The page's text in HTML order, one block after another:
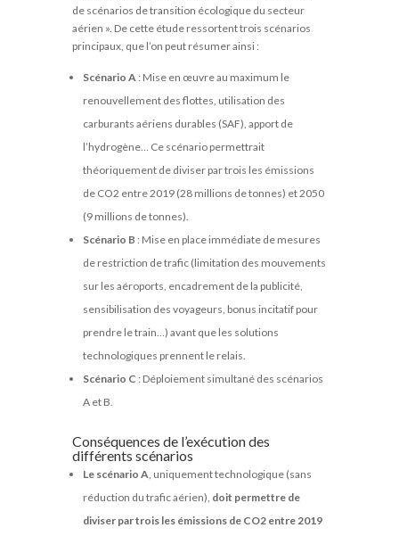
de scénarios de transition écologique du secteur
aérien ». De cette étude ressortent trois scénarios
principaux, que l’on peut résumer ainsi :
Scénario A : Mise en œuvre au maximum le
renouvellement des flottes, utilisation des
carburants aériens durables (SAF), apport de
l’hydrogène… Ce scénario permettrait
théoriquement de diviser par trois les émissions
de CO2 entre 2019 (28 millions de tonnes) et 2050
(9 millions de tonnes).
Scénario B : Mise en place immédiate de mesures
de restriction de trafic (limitation des mouvements
sur les aéroports, encadrement de la publicité,
sensibilisation des voyageurs, bonus incitatif pour
prendre le train…) avant que les solutions
technologiques prennent le relais.
Scénario C : Déploiement simultané des scénarios
A et B.
Conséquences de l’exécution des
différents scénarios
Le scénario A , uniquement technologique (sans
réduction du trafic aérien), doit permettre de
diviser par trois les émissions de CO2 entre 2019